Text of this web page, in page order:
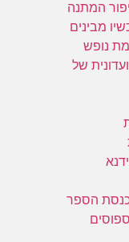
80 עונה 5 - 5. המועדונית של
עונה 5 - 20. שידנא